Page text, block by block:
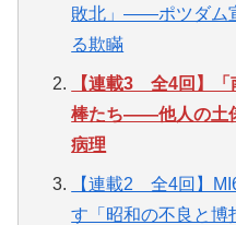
敗北」——ポツダム
る欺瞞
【連載3 全4回】「
棒たち——他人の土
病理
【連載2 全4回】
す「昭和の不良と博